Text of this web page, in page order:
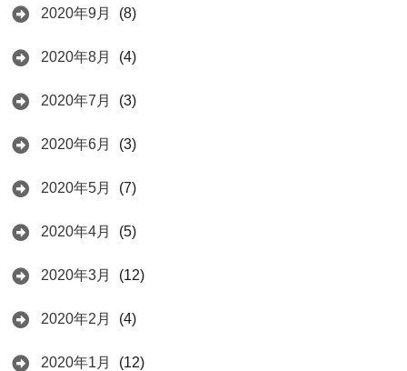
2020年9月 (8)
2020年8月 (4)
2020年7月 (3)
2020年6月 (3)
2020年5月 (7)
2020年4月 (5)
2020年3月 (12)
2020年2月 (4)
2020年1月 (12)